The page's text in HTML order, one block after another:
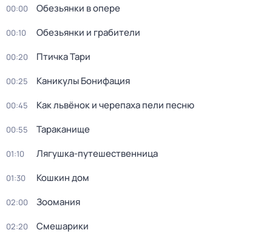
00:00 Обезьянки в опере
00:10 Обезьянки и грабители
00:20 Птичка Тари
00:25 Каникулы Бонифация
00:45 Как львёнок и черепаха пели песню
00:55 Тараканище
01:10 Лягушка-путешественница
01:30 Кошкин дом
02:00 Зоомания
02:20 Смешарики